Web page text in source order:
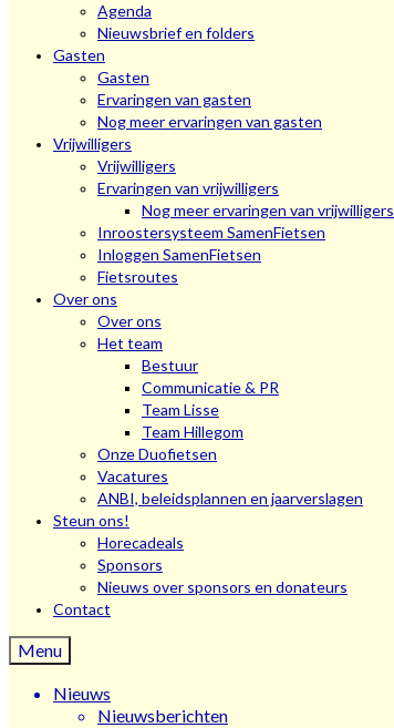
Agenda
Nieuwsbrief en folders
Gasten
Gasten
Ervaringen van gasten
Nog meer ervaringen van gasten
Vrijwilligers
Vrijwilligers
Ervaringen van vrijwilligers
Nog meer ervaringen van vrijwilligers
Inroostersysteem SamenFietsen
Inloggen SamenFietsen
Fietsroutes
Over ons
Over ons
Het team
Bestuur
Communicatie & PR
Team Lisse
Team Hillegom
Onze Duofietsen
Vacatures
ANBI, beleidsplannen en jaarverslagen
Steun ons!
Horecadeals
Sponsors
Nieuws over sponsors en donateurs
Contact
Menu
Nieuws
Nieuwsberichten